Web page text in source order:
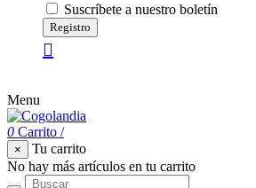
Suscríbete a nuestro boletín
Registro
Menu
0 Carrito /
×
Tu carrito
No hay más artículos en tu carrito